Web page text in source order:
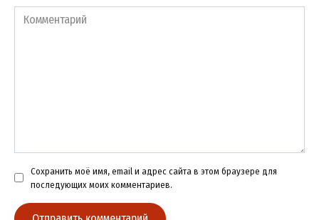
Комментарий
Сохранить моё имя, email и адрес сайта в этом браузере для
последующих моих комментариев.